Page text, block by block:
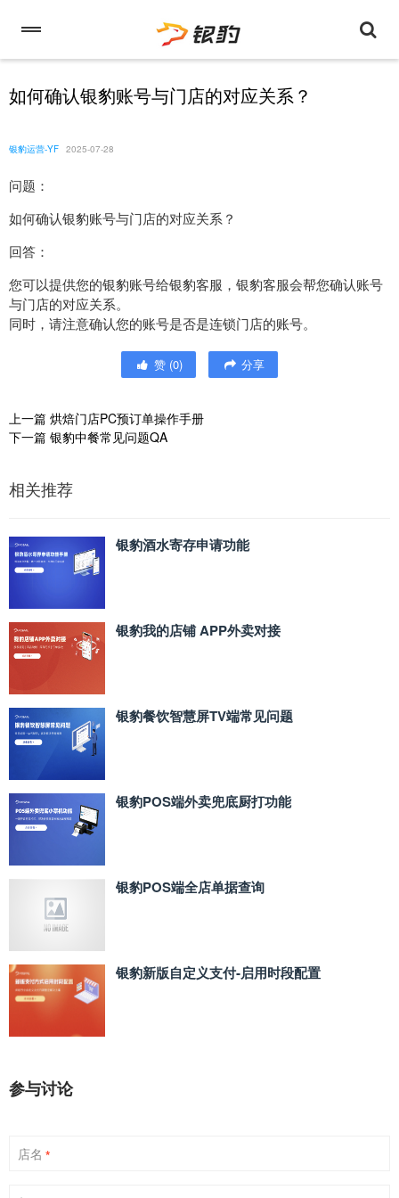
如何确认银豹账号与门店的对应关系？
银豹运营-YF 2025-07-28
问题：
如何确认银豹账号与门店的对应关系？
回答：
您可以提供您的银豹账号给银豹客服，银豹客服会帮您确认账号
与门店的对应关系。
同时，请注意确认您的账号是否是连锁门店的账号。
赞 (0) 分享
上一篇 烘焙门店PC预订单操作手册
下一篇 银豹中餐常见问题QA
相关推荐
银豹酒水寄存申请功能
银豹我的店铺 APP外卖对接
银豹餐饮智慧屏TV端常见问题
银豹POS端外卖兜底厨打功能
银豹POS端全店单据查询
银豹新版自定义支付‑启用时段配置
参与讨论
店名 *